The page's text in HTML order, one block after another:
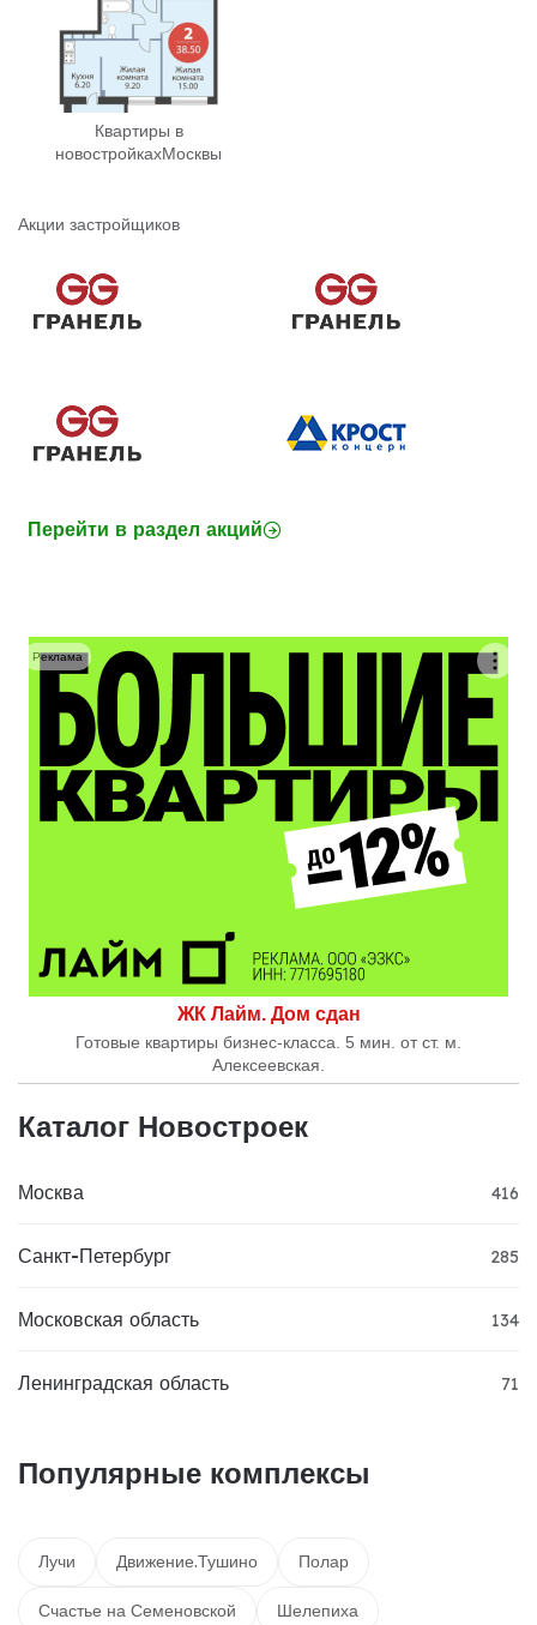
Квартиры в
новостройкахМосквы
Акции застройщиков
Перейти в раздел акций
ЖК Лайм. Дом сдан
Готовые квартиры бизнес-класса. 5 мин. от ст. м.
Алексеевская.
Реклама
Каталог Новостроек
Москва 416
Санкт-Петербург 285
Московская область 134
Ленинградская область 71
Популярные комплексы
Лучи Движение.Тушино Полар
Счастье на Семеновской Шелепиха